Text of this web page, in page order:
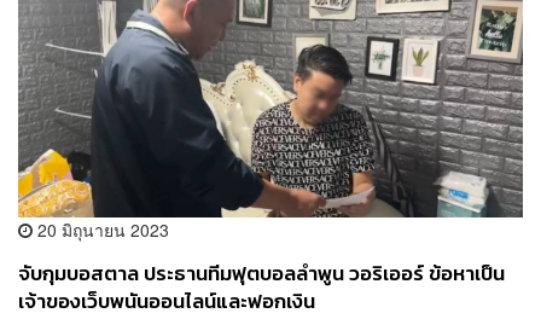
20 มิถุนายน 2023
จับกุมบอสตาล ประธานทีมฟุตบอลลำพูน วอริเออร์ ข้อหาเป็น
เจ้าของเว็บพนันออนไลน์และฟอกเงิน